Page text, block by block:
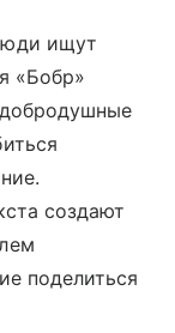
ищут
«Бобр»
создают
поделиться